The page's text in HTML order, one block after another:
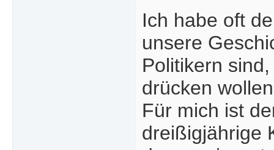
Ich habe oft
unsere
Politikern
drücken
Für mich ist
dreißigjährige